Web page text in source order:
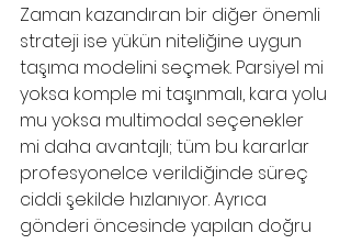
Zaman kazandıran bir diğer önemli
strateji ise yükün niteliğine uygun
taşıma modelini seçmek. Parsiyel mi
yoksa komple mi taşınmalı, kara yolu
mu yoksa multimodal seçenekler
mi daha avantajlı; tüm bu kararlar
profesyonelce verildiğinde süreç
ciddi şekilde hızlanıyor. Ayrıca
gönderi öncesinde yapılan doğru